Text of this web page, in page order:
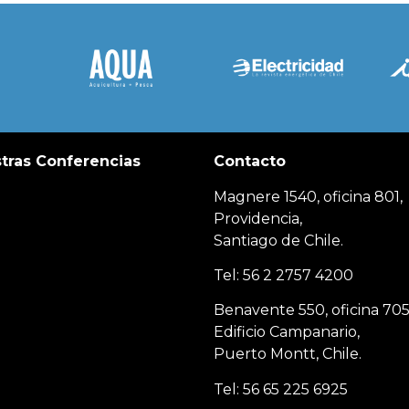
Conferencias Contacto
Magnere 1540, oficina 801,
Providencia,
Santiago de Chile.
Tel: 56 2 2757 4200
Benavente 550, oficina
Edificio Campanario,
Puerto Montt, Chile.
Tel: 56 65 225 6925